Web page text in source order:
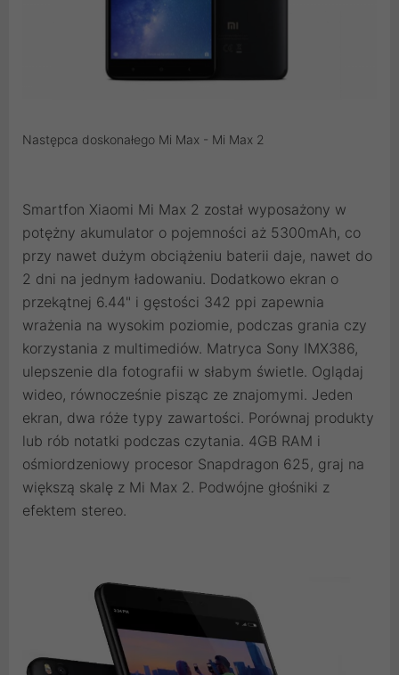
Następca doskonałego Mi Max - Mi Max 2
Smartfon Xiaomi Mi Max 2 został wyposażony w
potężny akumulator o pojemności aż 5300mAh, co
przy nawet dużym obciążeniu baterii daje, nawet do
2 dni na jednym ładowaniu. Dodatkowo ekran o
przekątnej 6.44" i gęstości 342 ppi zapewnia
wrażenia na wysokim poziomie, podczas grania czy
korzystania z multimediów. Matryca Sony IMX386,
ulepszenie dla fotografii w słabym świetle. Oglądaj
wideo, równocześnie pisząc ze znajomymi. Jeden
ekran, dwa róże typy zawartości. Porównaj produkty
lub rób notatki podczas czytania. 4GB RAM i
ośmiordzeniowy procesor Snapdragon 625, graj na
większą skalę z Mi Max 2. Podwójne głośniki z
efektem stereo.